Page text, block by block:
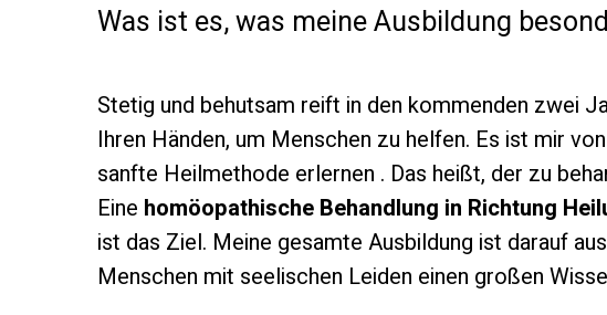
Was ist es, was meine Ausbildung
Stetig und behutsam reift in den kommenden zwei
Ihren Händen, um Menschen zu helfen. Es ist mir
sanfte Heilmethode erlernen . Das heißt, der zu
Eine homöopathische Behandlung in Richtung
ist das Ziel. Meine gesamte Ausbildung ist darauf
Menschen mit seelischen Leiden einen großen